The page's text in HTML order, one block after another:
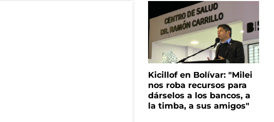
Kicillof en Bolívar: "Milei
nos roba recursos para
dárselos a los bancos, a
la timba, a sus amigos"